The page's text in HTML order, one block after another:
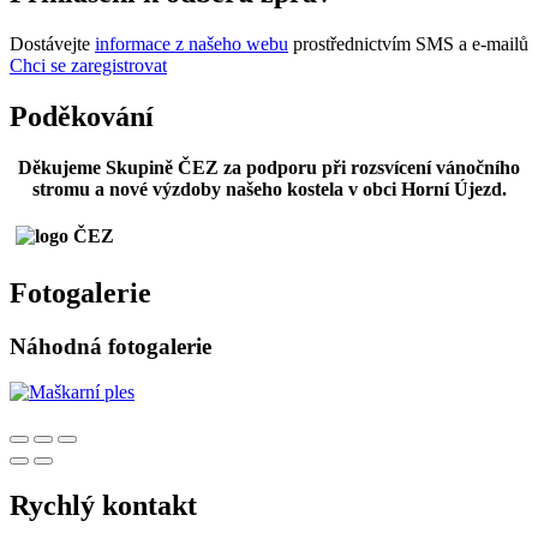
Dostávejte informace z našeho webu prostřednictvím SMS a e-mailů
Chci se zaregistrovat
Poděkování
Děkujeme Skupině ČEZ za podporu při rozsvícení vánočního
stromu a nové výzdoby našeho kostela v obci Horní Újezd.
Fotogalerie
Náhodná fotogalerie
Rychlý kontakt